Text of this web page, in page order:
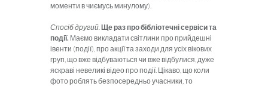
моменти в чиємусь минулому).
Спосіб другий. Ще раз про бібліотечні сервіси та
події. Маємо викладати світлини про прийдешні
івенти (події), про акції та заходи для усіх вікових
груп, що вже відбуваються чи вже відбулися, дуже
яскраві невеликі відео про події. Цікаво, що коли
фото роблять безпосередньо учасники, то